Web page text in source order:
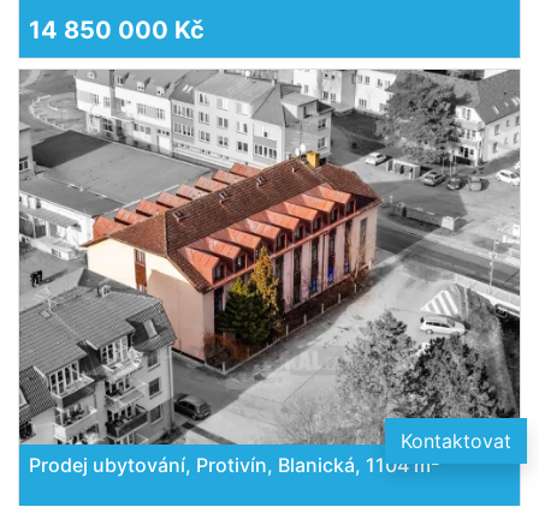
14 850 000 Kč
Prodej ubytování, Protivín, Blanická, 1104 m2
Kontaktovat